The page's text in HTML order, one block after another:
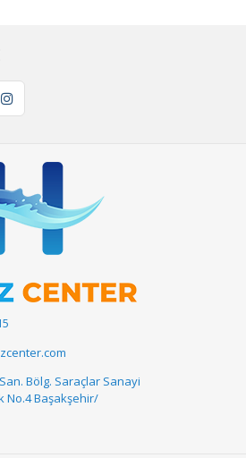
Bölg. Saraçlar Sanayi
No.4 Başakşehir/